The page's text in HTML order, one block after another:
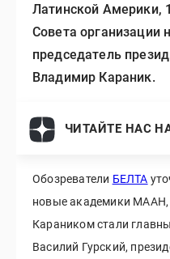
Латинской Америки,
Совета организации
председатель
Владимир Караник.
ЧИТАЙТЕ НАС НА
Обозреватели БЕЛТА
новые академики МААН,
Караником стали
Василий Гурский,